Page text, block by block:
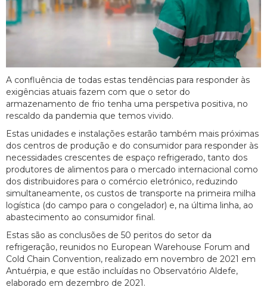
A confluência de todas estas tendências para responder às
exigências atuais fazem com que o setor do
armazenamento de frio tenha uma perspetiva positiva, no
rescaldo da pandemia que temos vivido.
Estas unidades e instalações estarão também mais próximas
dos centros de produção e do consumidor para responder às
necessidades crescentes de espaço refrigerado, tanto dos
produtores de alimentos para o mercado internacional como
dos distribuidores para o comércio eletrónico, reduzindo
simultaneamente, os custos de transporte na primeira milha
logística (do campo para o congelador) e, na última linha, ao
abastecimento ao consumidor final.
Estas são as conclusões de 50 peritos do setor da
refrigeração, reunidos no European Warehouse Forum and
Cold Chain Convention, realizado em novembro de 2021 em
Antuérpia, e que estão incluídas no Observatório Aldefe,
elaborado em dezembro de 2021.